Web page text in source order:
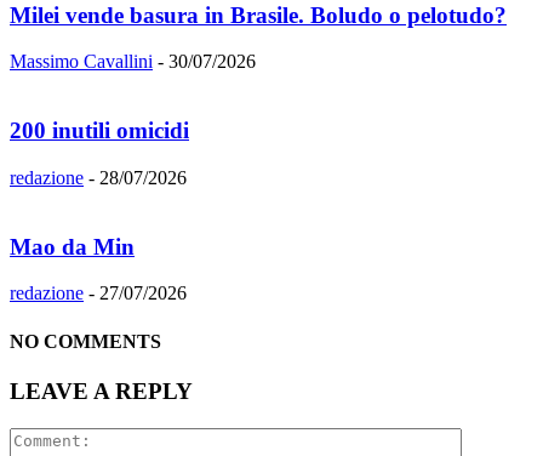
Milei vende basura in Brasile. Boludo o pelotudo?
Massimo Cavallini - 30/07/2026
200 inutili omicidi
redazione - 28/07/2026
Mao da Min
redazione - 27/07/2026
NO COMMENTS
LEAVE A REPLY